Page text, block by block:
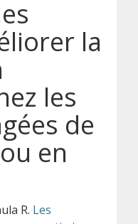
la
les
de
en
R. Les